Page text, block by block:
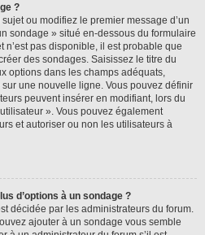
?
ou modifiez le premier message d’un
sondage » situé en-dessous du formulaire
pas disponible, il est probable que
des sondages. Saisissez le titre du
options dans les champs adéquats,
une nouvelle ligne. Vous pouvez définir
peuvent insérer en modifiant, lors du
». Vous pouvez également
et autoriser ou non les utilisateurs à
d’options à un sondage ?
décidée par les administrateurs du forum.
ajouter à un sondage vous semble